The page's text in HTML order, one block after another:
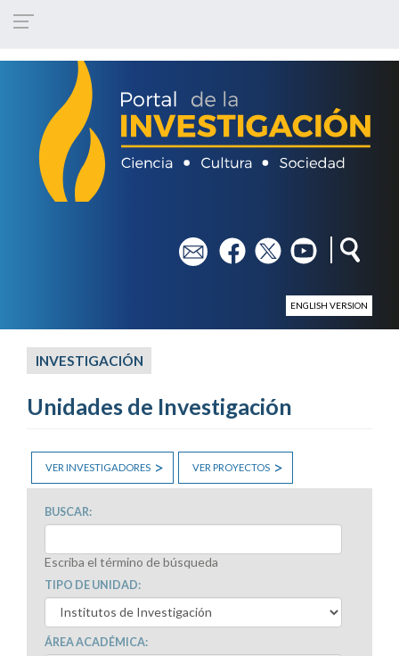
em fb tw yt
ENGLISH VERSION
INVESTIGACIÓN
Unidades de Investigación
VER INVESTIGADORES VER PROYECTOS
BUSCAR:
Escriba el término de búsqueda
TIPO DE UNIDAD:
ÁREA ACADÉMICA: